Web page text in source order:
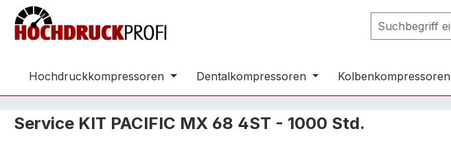
Hauptinhalt springen
Zur Suche springen
Zur Hauptnavigation springen
Hochdruckkompressoren Dentalkompressoren Kolbenkompressoren
Service KIT PACIFIC MX 68 4ST - 1000 Std.